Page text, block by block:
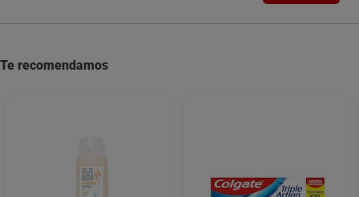
Te recomendamos